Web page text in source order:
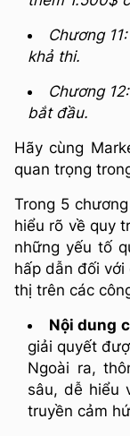
Chương
khả thi.
Chương
bắt đầu.
Hãy cùng
quan trọng
Trong 5
hiểu rõ về quy
những yếu tố
hấp dẫn đối với
thị trên các
Nội dung
giải quyết
Ngoài ra,
sâu, dễ hiểu
truyền cảm